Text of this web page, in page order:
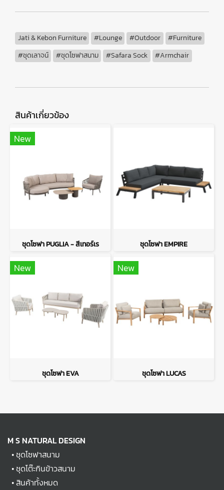
Jati & Kebon Furniture #Lounge #Outdoor
#Furniture
#ชุดเลาจน์
#ชุดโซฟาสนาม #Safara Sock #Armchair
สินค้าเกี่ยวข้อง
New
ชุดโซฟา PUGLIA - สีเทอร์เร ชุดโซฟา EMPIRE
New
ชุดโซฟา EVA
New
ชุดโซฟา LUCAS
M S NATURAL DESIGN
•ชุดโซฟาสนาม
•ชุดโต๊ะกินข้าวสนาม
•สินค้าทั้งหมด